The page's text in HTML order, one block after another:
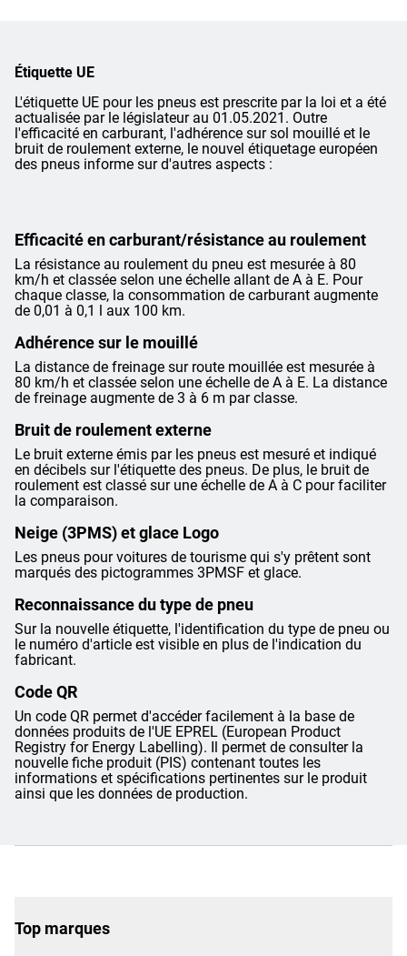
Étiquette UE
L'étiquette UE pour les pneus est prescrite par la loi et a été
actualisée par le législateur au 01.05.2021. Outre
l'efficacité en carburant, l'adhérence sur sol mouillé et le
bruit de roulement externe, le nouvel étiquetage européen
des pneus informe sur d'autres aspects :
Efficacité en carburant/résistance au roulement
La résistance au roulement du pneu est mesurée à 80
km/h et classée selon une échelle allant de A à E. Pour
chaque classe, la consommation de carburant augmente
de 0,01 à 0,1 l aux 100 km.
Adhérence sur le mouillé
La distance de freinage sur route mouillée est mesurée à
80 km/h et classée selon une échelle de A à E. La distance
de freinage augmente de 3 à 6 m par classe.
Bruit de roulement externe
Le bruit externe émis par les pneus est mesuré et indiqué
en décibels sur l'étiquette des pneus. De plus, le bruit de
roulement est classé sur une échelle de A à C pour faciliter
la comparaison.
Neige (3PMS) et glace Logo
Les pneus pour voitures de tourisme qui s'y prêtent sont
marqués des pictogrammes 3PMSF et glace.
Reconnaissance du type de pneu
Sur la nouvelle étiquette, l'identification du type de pneu ou
le numéro d'article est visible en plus de l'indication du
fabricant.
Code QR
Un code QR permet d'accéder facilement à la base de
données produits de l'UE EPREL (European Product
Registry for Energy Labelling). Il permet de consulter la
nouvelle fiche produit (PIS) contenant toutes les
informations et spécifications pertinentes sur le produit
ainsi que les données de production.
Top marques